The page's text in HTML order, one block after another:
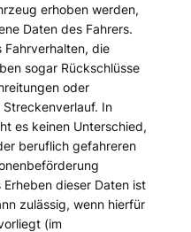
erhoben werden,
Daten des Fahrers.
Fahrverhalten, die
sogar Rückschlüsse
oder
In
es keinen Unterschied,
beruflich gefahreren
dieser Daten ist
zulässig, wenn hierfür
(im